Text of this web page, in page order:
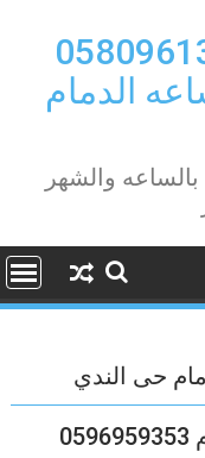
0590124933 -
الدمام
والشهر
حى الندي